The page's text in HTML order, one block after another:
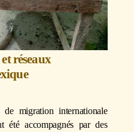
réseaux
migration internationale
été accompagnés par des